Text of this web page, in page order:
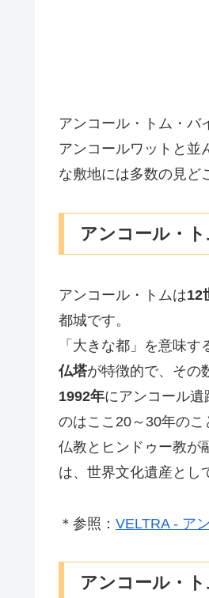
アンコール・トム・バ
アンコールワットと並
な敷地には多数の見ど
アンコール・
アンコール・トムは12
都城です。
「大きな都」を意味
仏塔が特徴的で、その
1992年にアンコール
のはここ20～30年のこ
仏教とヒンドゥー教が
は、世界文化遺産とし
＊参照： VELTRA - ア
アンコール・